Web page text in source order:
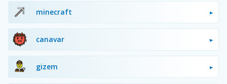
minecraft
canavar
gizem